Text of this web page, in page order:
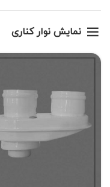
نمایش نوار کناری